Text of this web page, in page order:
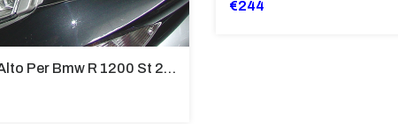
Cupolino Alto Per Bmw R 1200 St 2004 - 2007 TRASPARENTE - Sc950-T
€244